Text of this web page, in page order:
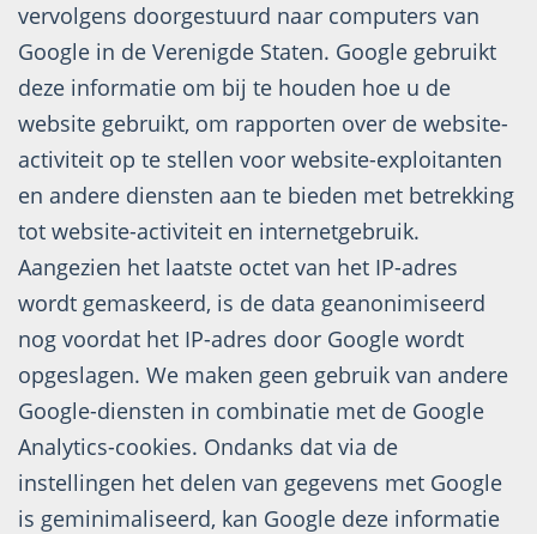
vervolgens doorgestuurd naar computers van
Google in de Verenigde Staten. Google gebruikt
deze informatie om bij te houden hoe u de
website gebruikt, om rapporten over de website-
activiteit op te stellen voor website-exploitanten
en andere diensten aan te bieden met betrekking
tot website-activiteit en internetgebruik.
Aangezien het laatste octet van het IP-adres
wordt gemaskeerd, is de data geanonimiseerd
nog voordat het IP-adres door Google wordt
opgeslagen. We maken geen gebruik van andere
Google-diensten in combinatie met de Google
Analytics-cookies. Ondanks dat via de
instellingen het delen van gegevens met Google
is geminimaliseerd, kan Google deze informatie